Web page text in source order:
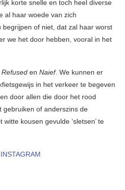
korte snelle en toch heel diverse
al haar woede van zich
of niet, dat zal haar worst
we het door hebben, vooral in het
Refused en Naief. We kunnen er
in het verkeer te begeven
door allen die door het rood
gebruiken of anderszins de
kousen gevulde ‘sletsen’ te
INSTAGRAM